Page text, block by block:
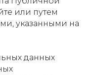
или путем
указанными на
данных